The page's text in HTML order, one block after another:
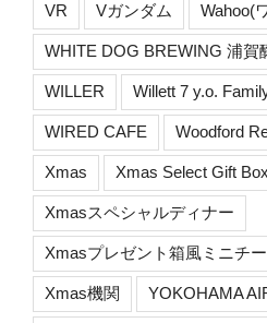
VR Vガンダム Wahoo(
WHITE DOG BREWING 浦賀
WILLER Willett 7 y.o.
WIRED CAFE Woodford
Xmas Xmas Select Gift Box
Xmasスペシャルディナー
Xmasプレゼント箱風ミニチ
Xmas機関 YOKOHAMA